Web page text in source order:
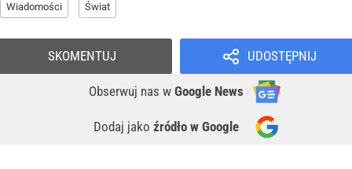
Wiadomości Świat
UDOSTĘPNIJ
Obserwuj nas w Google News
Dodaj jako źródło w Google
SKOMENTUJ